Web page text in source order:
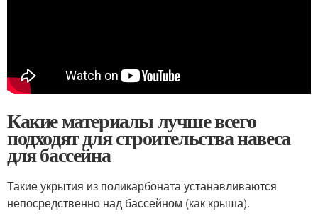
Какие материалы лучше всего
подходят для строительства навеса
для бассейна
Такие укрытия из поликарбоната устанавливаются
непосредственно над бассейном (как крыша).